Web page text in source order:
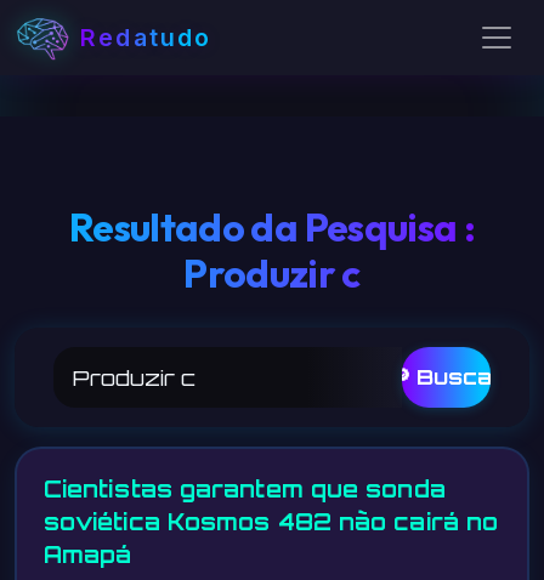
Redatudo
Resultado da Pesquisa :
Produzir c
🔎 Buscar
Cientistas garantem que sonda
soviética Kosmos 482 não cairá no
Amapá